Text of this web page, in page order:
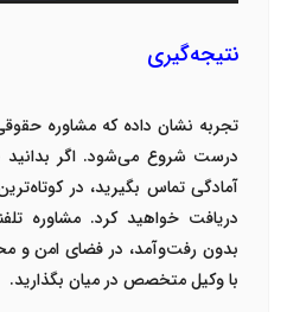
نتیجه‌گیری
تجربه نشان داده که مشاوره
درست شروع می‌شود. اگر بدانید
آمادگی تماس بگیرید، در
دریافت خواهید کرد. مشاوره
بدون رفت‌وآمد، در فضای امن و
با وکیل متخصص در میان بگذارید.